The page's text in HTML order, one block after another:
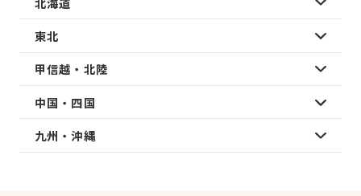
東北
甲信越・北陸
中国・四国
九州・沖縄